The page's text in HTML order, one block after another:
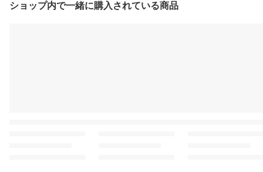
ショップ内で一緒に購入されている商品